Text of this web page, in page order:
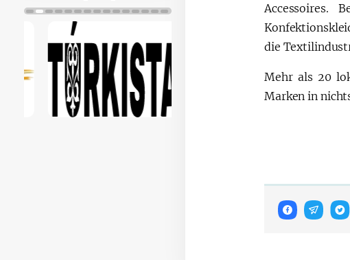
Accessoires.
die
Mehr als 20
Marken in